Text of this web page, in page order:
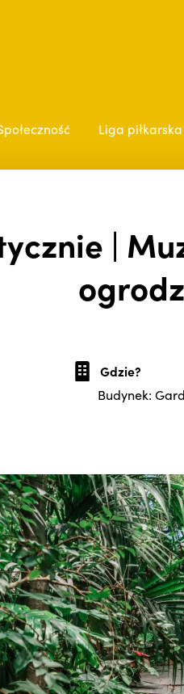
Liga piłkarska
|
Gdzie?
Budynek: